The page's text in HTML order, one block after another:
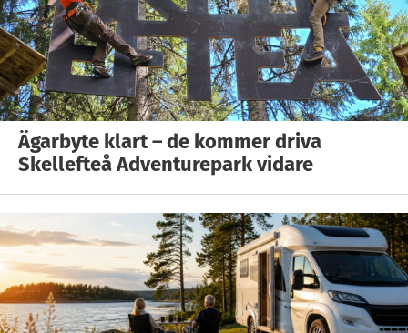
Ägarbyte klart – de kommer driva
Skellefteå Adventurepark vidare